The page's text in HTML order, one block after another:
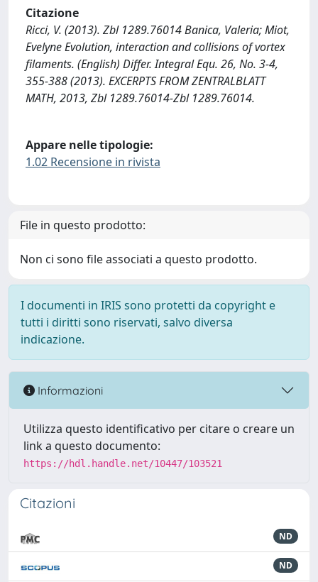
Citazione
Ricci, V. (2013). Zbl 1289.76014 Banica, Valeria; Miot,
Evelyne Evolution, interaction and collisions of vortex
filaments. (English) Differ. Integral Equ. 26, No. 3-4,
355-388 (2013). EXCERPTS FROM ZENTRALBLATT
MATH, 2013, Zbl 1289.76014-Zbl 1289.76014.
Appare nelle tipologie:
1.02 Recensione in rivista
File in questo prodotto:
Non ci sono file associati a questo prodotto.
I documenti in IRIS sono protetti da copyright e
tutti i diritti sono riservati, salvo diversa
indicazione.
Informazioni
Utilizza questo identificativo per citare o creare un
link a questo documento:
https://hdl.handle.net/10447/103521
Citazioni
ND
ND